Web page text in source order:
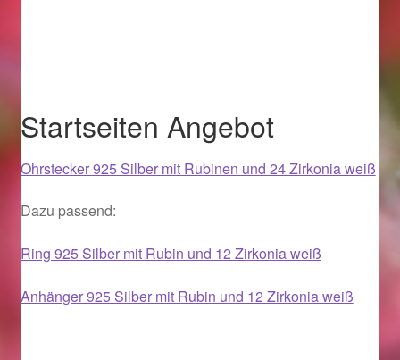
Halloween Schmuck online kaufen 2017
Halloween Schmuck online kaufen 2018
Im Gedenken an
Startseiten Angebot
Ohrstecker 925 Silber mit Rubinen und 24 Zirkonia weiß
Dazu passend:
Ring 925 Silber mit Rubin und 12 Zirkonia weiß
Anhänger 925 Silber mit Rubin und 12 Zirkonia weiß